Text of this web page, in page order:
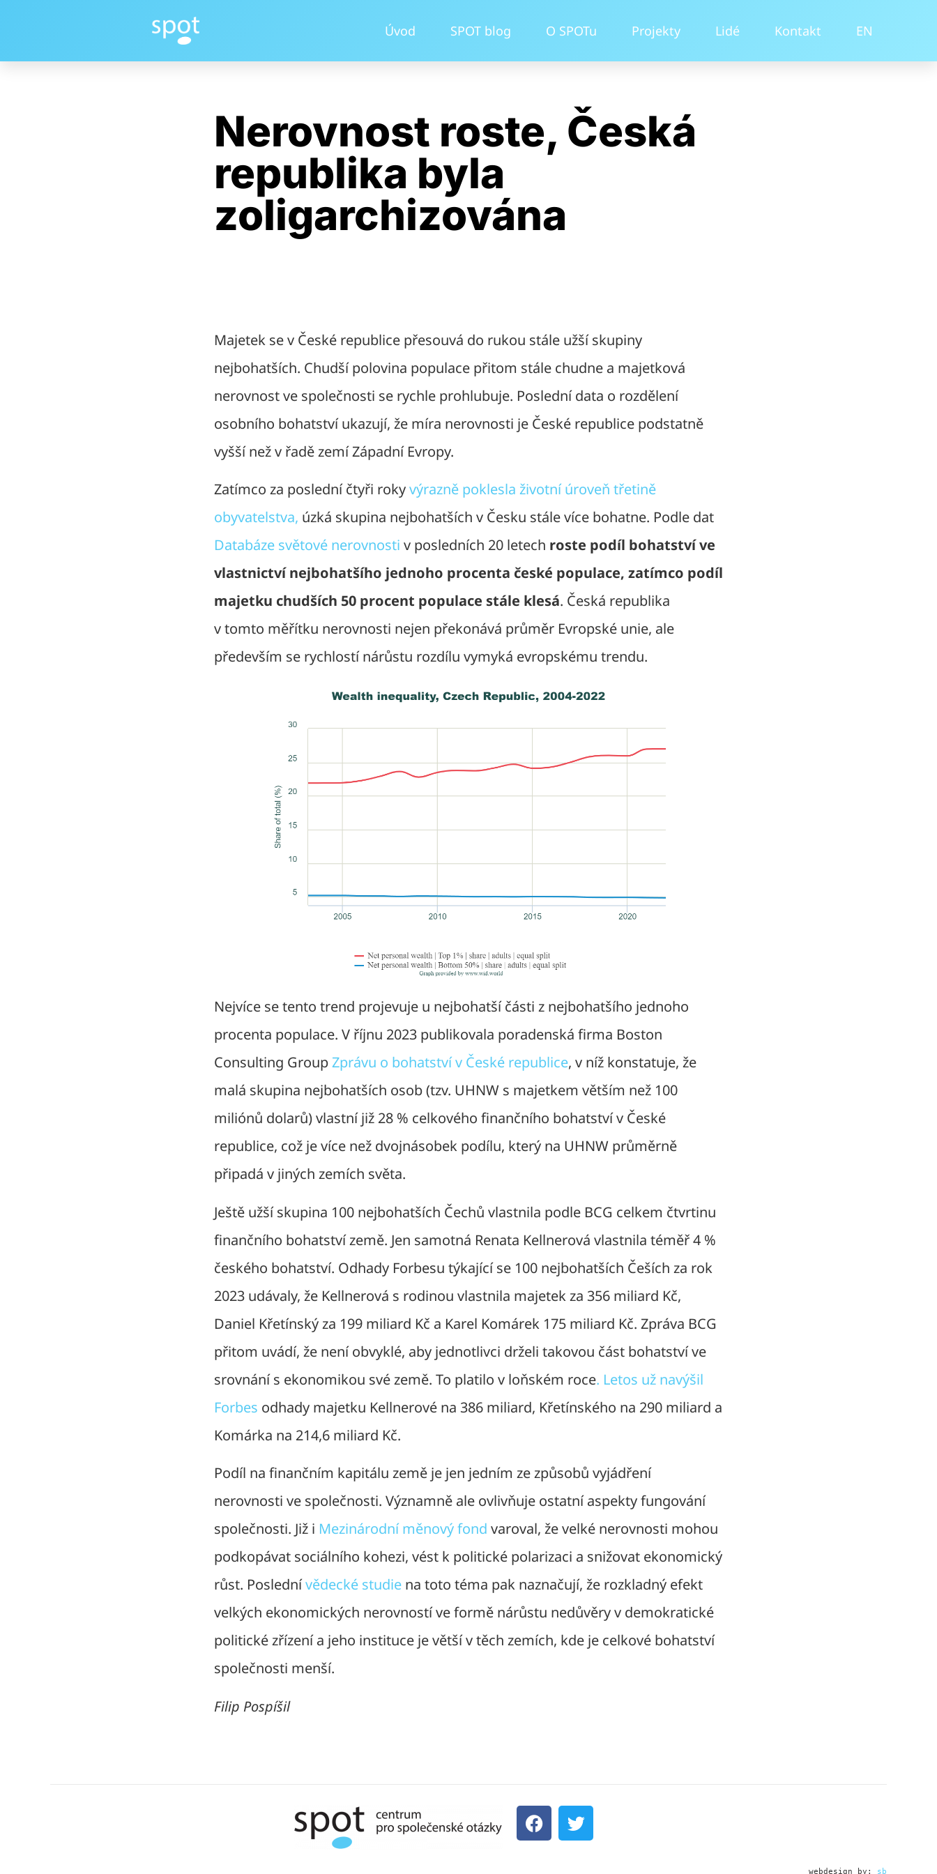
Úvod SPOT blog O SPOTu Projekty Lidé Kontakt EN
Nerovnost roste, Česká
republika byla
zoligarchizována
Majetek se v České republice přesouvá do rukou stále užší skupiny
nejbohatších. Chudší polovina populace přitom stále chudne a majetková
nerovnost ve společnosti se rychle prohlubuje. Poslední data o rozdělení
osobního bohatství ukazují, že míra nerovnosti je České republice podstatně
vyšší než v řadě zemí Západní Evropy.
Zatímco za poslední čtyři rokyvýrazně poklesla životní úroveň třetině
obyvatelstva, úzká skupina nejbohatších v Česku stále více bohatne. Podle dat
Databáze světové nerovnosti v posledních 20 letech roste podíl bohatství ve
vlastnictví nejbohatšího jednoho procenta české populace, zatímco podíl
majetku chudších 50 procent populace stále klesá. Česká republika
v tomto měřítku nerovnosti nejen překonává průměr Evropské unie, ale
především se rychlostí nárůstu rozdílu vymyká evropskému trendu.
Nejvíce se tento trend projevuje u nejbohatší části z nejbohatšího jednoho
procenta populace. V říjnu 2023 publikovala poradenská firma Boston
Consulting GroupZprávu o bohatství v České republice, v níž konstatuje, že
malá skupina nejbohatších osob (tzv. UHNW s majetkem větším než 100
miliónů dolarů) vlastní již 28 % celkového finančního bohatství v České
republice, což je více než dvojnásobek podílu, který na UHNW průměrně
připadá v jiných zemích světa.
Ještě užší skupina 100 nejbohatších Čechů vlastnila podle BCG celkem čtvrtinu
finančního bohatství země. Jen samotná Renata Kellnerová vlastnila téměř 4 %
českého bohatství. Odhady Forbesu týkající se 100 nejbohatších Češích za rok
2023 udávaly, že Kellnerová s rodinou vlastnila majetek za 356 miliard Kč,
Daniel Křetínský za 199 miliard Kč a Karel Komárek 175 miliard Kč. Zpráva BCG
přitom uvádí, že není obvyklé, aby jednotlivci drželi takovou část bohatství ve
srovnání s ekonomikou své země. To platilo v loňském roce. Letos už navýšil
Forbes odhady majetku Kellnerové na 386 miliard, Křetínského na 290 miliard a
Komárka na 214,6 miliard Kč.
Podíl na finančním kapitálu země je jen jedním ze způsobů vyjádření
nerovnosti ve společnosti. Významně ale ovlivňuje ostatní aspekty fungování
společnosti. Již i Mezinárodní měnový fond varoval, že velké nerovnosti mohou
podkopávat sociálního kohezi, vést k politické polarizaci a snižovat ekonomický
růst. Poslednívědecké studie na toto téma pak naznačují, že rozkladný efekt
velkých ekonomických nerovností ve formě nárůstu nedůvěry v demokratické
politické zřízení a jeho instituce je větší v těch zemích, kde je celkové bohatství
společnosti menší.
Filip Pospíšil
webdesign by: sb